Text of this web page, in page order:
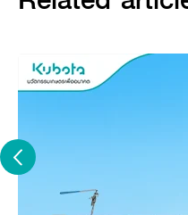
การใช้ล็อกกันฟรี จะใช้ในกรณี
หนึ่งเกิดการลื่นฟรี